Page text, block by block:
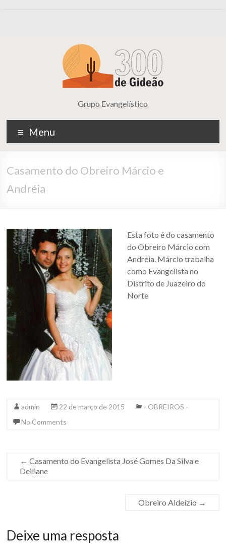
Grupo Evangelístico
Menu
Casamento do Obreiro Márcio e
Andréia
Esta foto é do casamento
do Obreiro Márcio com
Andréia. Márcio trabalha
como Evangelista no
Distrito de Juazeiro do
Norte
admin 22 de março de 2015
- OBREIROS -
No Comments
← Casamento do Evangelista José Gomes Da Silva e
Deiliane
Obreiro Aldeízio →
Deixe uma resposta